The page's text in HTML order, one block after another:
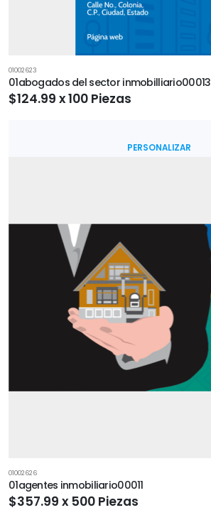
01002623
01abogados del sector inmobilliario00013
$124.99 x 100 Piezas
PERSONALIZAR
01002626
01agentes inmobiliario00011
$357.99 x 500 Piezas